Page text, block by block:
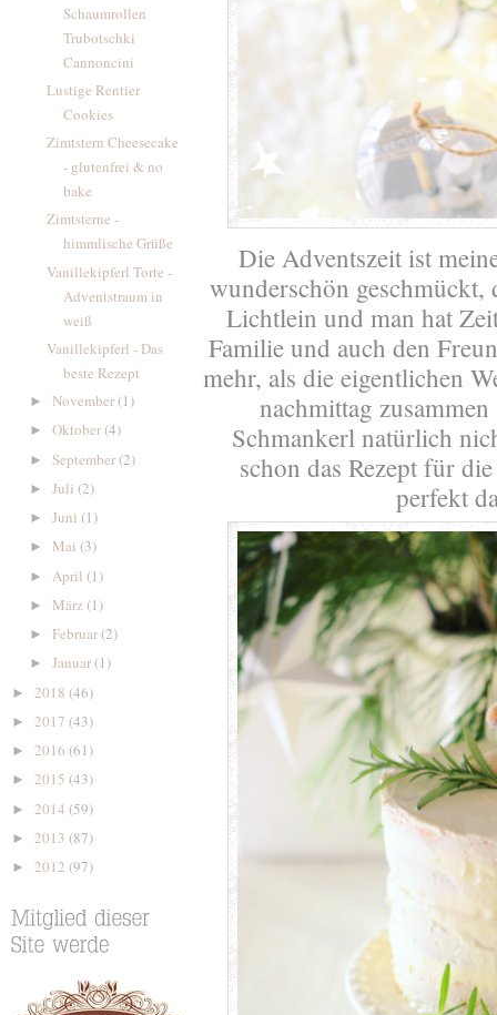
Schaumrollen
Trubotschki
Cannoncini
Lustige Rentier
Cookies
Zimtstern Cheesecake
- glutenfrei & no
bake
Zimtsterne -
himmlische Grüße
Vanillekipferl Torte -
Adventstraum in
weiß
Vanillekipferl - Das
beste Rezept
► November(1)
► Oktober(4)
► September(2)
► Juli (2)
► Juni (1)
► Mai (3)
► April (1)
► März(1)
► Februar(2)
► Januar(1)
► 2018 (46)
► 2017 (43)
► 2016 (61)
► 2015 (43)
► 2014 (59)
► 2013 (87)
► 2012 (97)
Die Adventszeit ist
wunderschön
Lichtlein und man hat
Familie und auch den
mehr, als die eigentlichen
nachmittag
Schmankerl natürlich
schon das Rezept für
perfekt